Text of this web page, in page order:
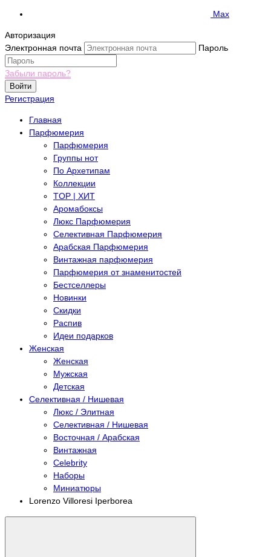
Max
Авторизация
Электронная почта
Пароль
Забыли пароль?
Войти
Регистрация
Главная
Парфюмерия
Парфюмерия
Группы нот
По Архетипам
Коллекции
TOP | ХИТ
Аромабоксы
Люкс Парфюмерия
Селективная Парфюмерия
Арабская Парфюмерия
Винтажная парфюмерия
Парфюмерия от знаменитостей
Бестселлеры
Новинки
Скидки
Распив
Идеи подарков
Женская
Женская
Мужская
Детская
Селективная / Нишевая
Люкс / Элитная
Селективная / Нишевая
Восточная / Арабская
Винтажная
Celebrity
Наборы
Миниатюры
Lorenzo Villoresi Iperborea